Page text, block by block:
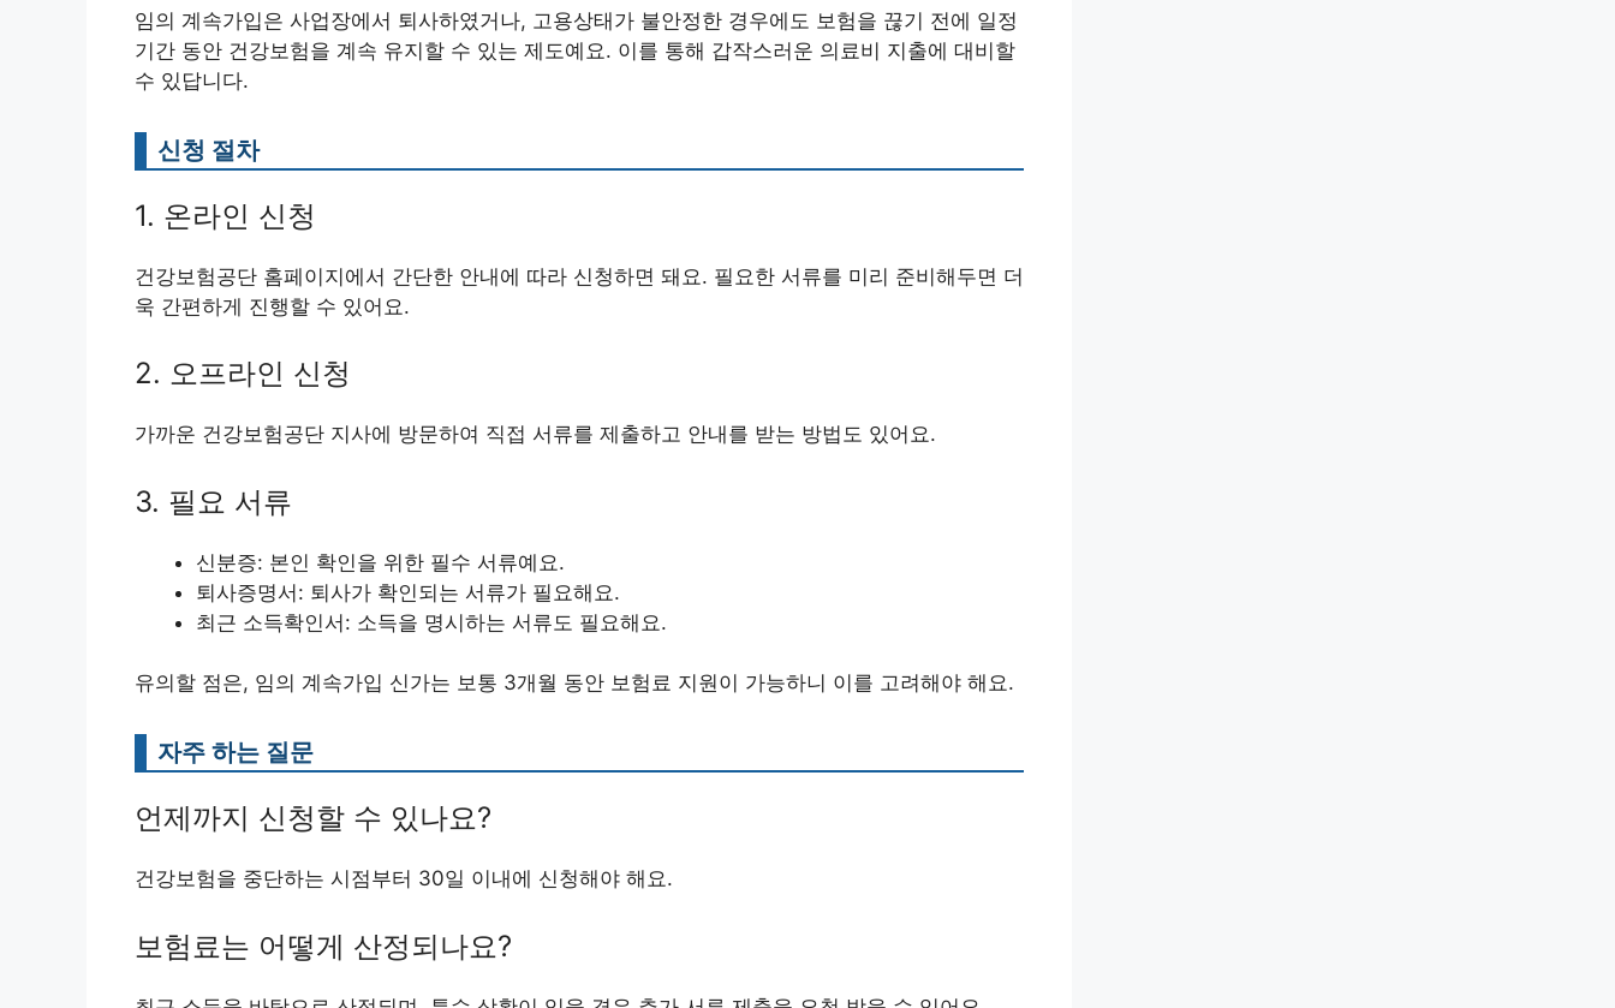
임의 계속가입은 사업장에서 퇴사하였거나, 고용상태가 불안정한 경우에도 보험을 끊기 전에 일정
기간 동안 건강보험을 계속 유지할 수 있는 제도예요. 이를 통해 갑작스러운 의료비 지출에 대비할
수 있답니다.
신청 절차
1. 온라인 신청
건강보험공단 홈페이지에서 간단한 안내에 따라 신청하면 돼요. 필요한 서류를 미리 준비해두면 더
욱 간편하게 진행할 수 있어요.
2. 오프라인 신청
가까운 건강보험공단 지사에 방문하여 직접 서류를 제출하고 안내를 받는 방법도 있어요.
3. 필요 서류
신분증: 본인 확인을 위한 필수 서류예요.
퇴사증명서: 퇴사가 확인되는 서류가 필요해요.
최근 소득확인서: 소득을 명시하는 서류도 필요해요.
유의할 점은, 임의 계속가입 신가는 보통 3개월 동안 보험료 지원이 가능하니 이를 고려해야 해요.
자주 하는 질문
언제까지 신청할 수 있나요?
건강보험을 중단하는 시점부터 30일 이내에 신청해야 해요.
보험료는 어떻게 산정되나요?